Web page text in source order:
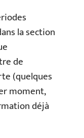
la section
de
(quelques
moment,
déjà